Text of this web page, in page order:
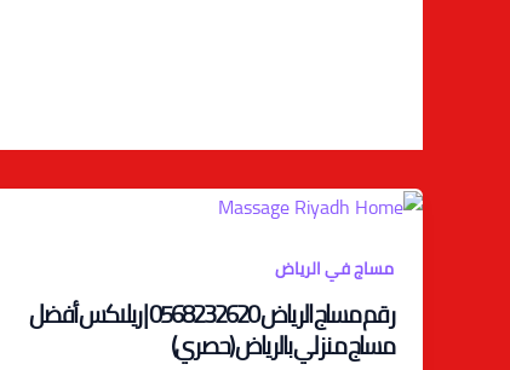
مساج في الرياض
رقم مساج الرياض 0568232620 | ريلاكس أفضل
مساج منزلي بالرياض (حصري)